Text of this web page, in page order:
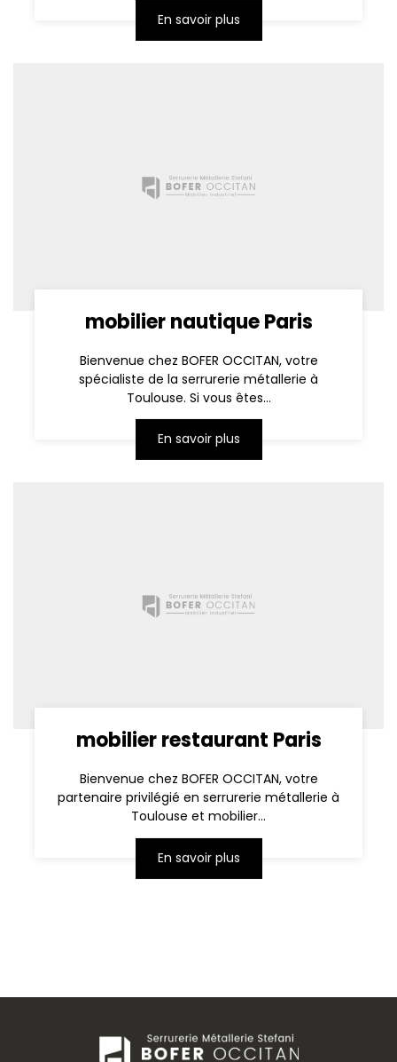
En savoir plus
mobilier nautique Paris
Bienvenue chez BOFER OCCITAN, votre
spécialiste de la serrurerie métallerie à
Toulouse. Si vous êtes...
En savoir plus
mobilier restaurant Paris
Bienvenue chez BOFER OCCITAN, votre
partenaire privilégié en serrurerie métallerie à
Toulouse et mobilier...
En savoir plus